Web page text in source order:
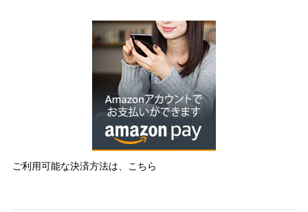
ご利用可能な決済方法は、こちら